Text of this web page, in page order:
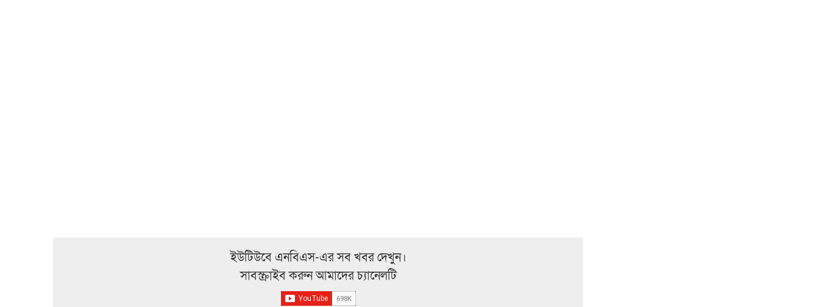
ইউটিউবে এনবিএস-এর সব খবর দেখুন।
সাবস্ক্রাইব করুন আমাদের চ্যানেলটি